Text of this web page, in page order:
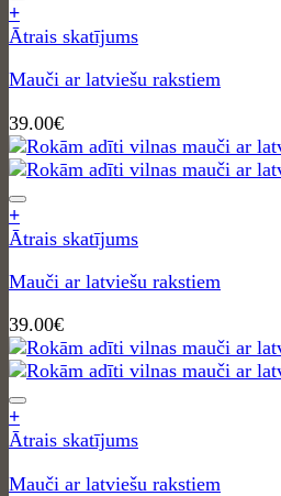
+
Ātrais skatījums
Mauči ar latviešu rakstiem
39.00€
+
Ātrais skatījums
Mauči ar latviešu rakstiem
39.00€
+
Ātrais skatījums
Mauči ar latviešu rakstiem